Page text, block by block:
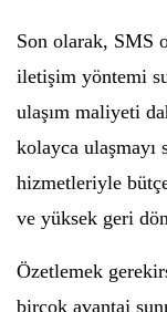
Son olarak, SMS
iletişim yöntemi
ulaşım maliyeti
kolayca ulaşmayı
hizmetleriyle
ve yüksek geri
Özetlemek
birçok avantaj